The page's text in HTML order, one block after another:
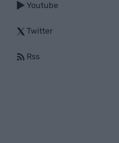
Youtube
Twitter
Rss